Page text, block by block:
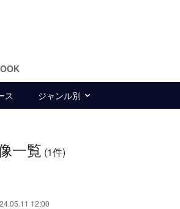
ス ジャンル別
一覧 (1件)
12:00